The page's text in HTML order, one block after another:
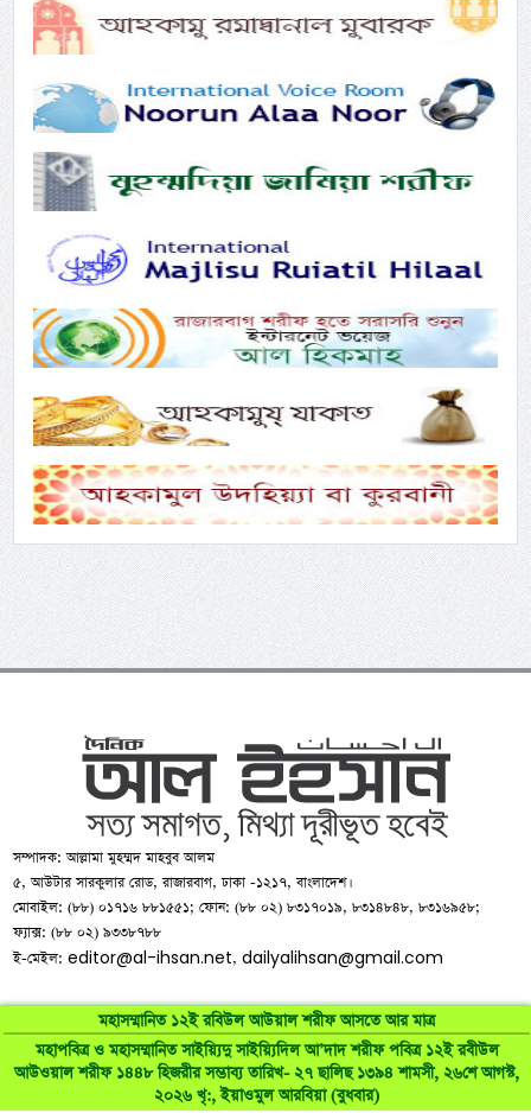
মহাসম্মানিত ১২ই রবিউল আউয়াল শরীফ আসতে আর মাত্র
মহাপবিত্র ও মহাসম্মানিত সাইয়্যিদু সাইয়্যিদিল আ’দাদ শরীফ পবিত্র ১২ই রবীউল
আউওয়াল শরীফ ১৪৪৮ হিজরীর সম্ভাব্য তারিখ- ২৭ ছালিছ ১৩৯৪ শামসী, ২৬শে আগস্ট,
২০২৬ খৃ:, ইয়াওমুল আরবিয়া (বুধবার)
সম্পাদক: আল্লামা মুহম্মদ মাহবুব আলম
৫, আউটার সারকুলার রোড, রাজারবাগ, ঢাকা -১২১৭, বাংলাদেশ।
মোবাইল: (৮৮) ০১৭১৬ ৮৮১৫৫১; ফোন: (৮৮ ০২) ৮৩১৭০১৯, ৮৩১৪৮৪৮, ৮৩১৬৯৫৮;
ফ্যাক্স: (৮৮ ০২) ৯৩৩৮৭৮৮
ই-মেইল:editor@al-ihsan.net,dailyalihsan@gmail.com
©al-ihsan.net2007-2026. All Rights Reserved | Developed by:
RAAJRANI Technologies